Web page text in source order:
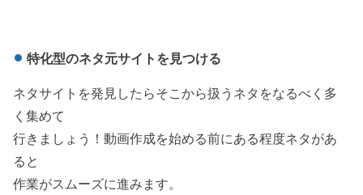
特化型のネタ元サイトを見つける
ネタサイトを発見したらそこから扱うネタをなるべく多
く集めて
行きましょう！動画作成を始める前にある程度ネタがあ
ると
作業がスムーズに進みます。